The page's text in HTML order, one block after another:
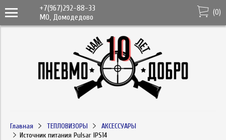
+7(967)292-88-33
МО, Домодедово
(0)
Главная ТЕПЛОВИЗОРЫ
АКСЕССУАРЫ
Источник питания Pulsar IPS14